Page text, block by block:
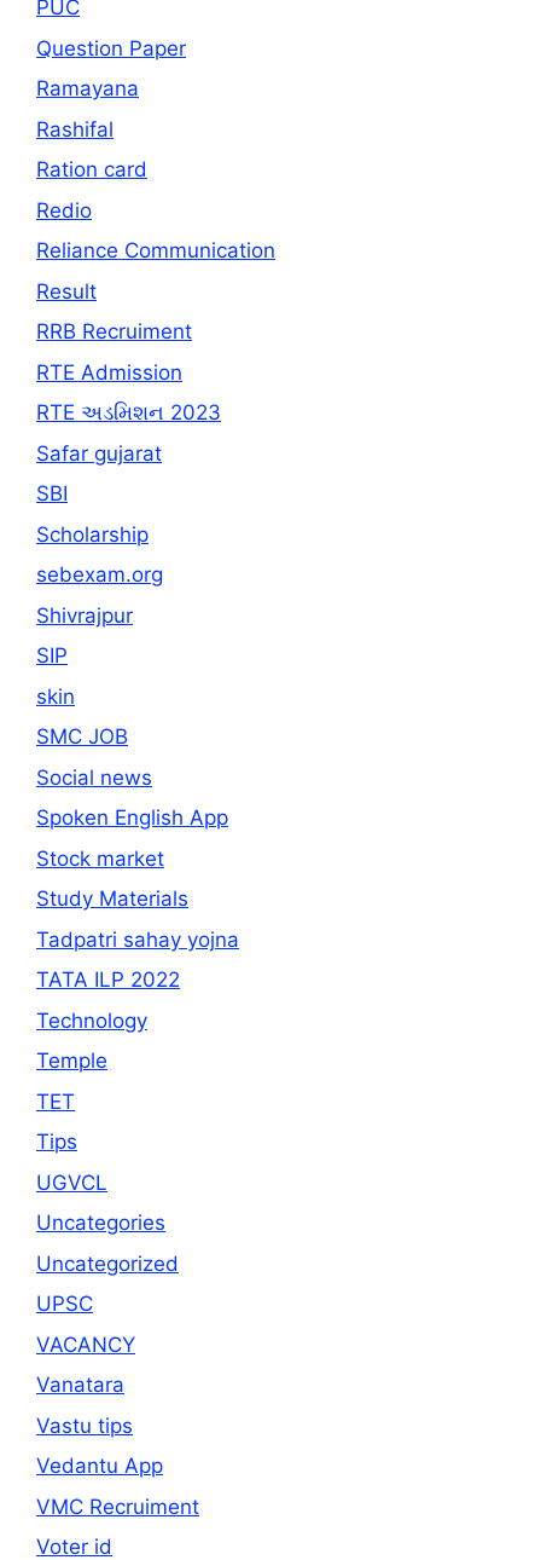
PUC
Question Paper
Ramayana
Rashifal
Ration card
Redio
Reliance Communication
Result
RRB Recruiment
RTE Admission
RTE અડમિશન 2023
Safar gujarat
SBI
Scholarship
sebexam.org
Shivrajpur
SIP
skin
SMC JOB
Social news
Spoken English App
Stock market
Study Materials
Tadpatri sahay yojna
TATA ILP 2022
Technology
Temple
TET
Tips
UGVCL
Uncategories
Uncategorized
UPSC
VACANCY
Vanatara
Vastu tips
Vedantu App
VMC Recruiment
Voter id